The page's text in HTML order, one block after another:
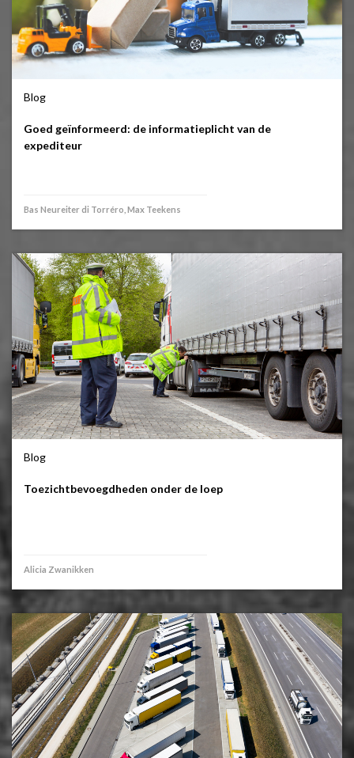
Blog
Goed geïnformeerd: de informatieplicht van de
expediteur
Bas Neureiter di Torréro, Max Teekens
Blog
Toezichtbevoegdheden onder de loep
Alicia Zwanikken